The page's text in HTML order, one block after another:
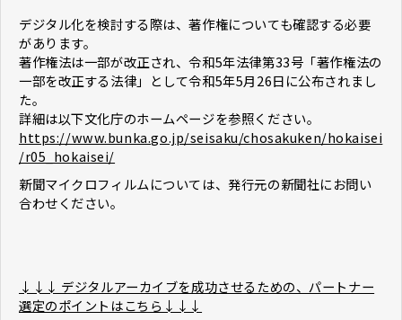
デジタル化を検討する際は、著作権についても確認する必要
があります。
著作権法は一部が改正され、令和5年法律第33号「著作権法の
一部を改正する法律」として令和5年5月26日に公布されまし
た。
詳細は以下文化庁のホームページを参照ください。
https://www.bunka.go.jp/seisaku/chosakuken/hokaisei
/r05_hokaisei/
新聞マイクロフィルムについては、発行元の新聞社にお問い
合わせください。
↓↓↓ デジタルアーカイブを成功させるための、パートナー
選定のポイントはこちら↓↓↓